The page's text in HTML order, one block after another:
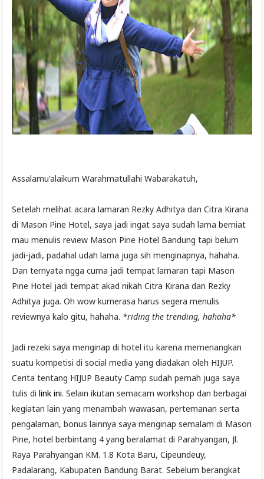
Assalamu'alaikum Warahmatullahi Wabarakatuh,
Setelah melihat acara lamaran Rezky Adhitya dan Citra Kirana
di Mason Pine Hotel, saya jadi ingat saya sudah lama berniat
mau menulis review Mason Pine Hotel Bandung tapi belum
jadi-jadi, padahal udah lama juga sih menginapnya, hahaha.
Dan ternyata ngga cuma jadi tempat lamaran tapi Mason
Pine Hotel jadi tempat akad nikah Citra Kirana dan Rezky
Adhitya juga. Oh wow kumerasa harus segera menulis
reviewnya kalo gitu, hahaha. *riding the trending, hahaha*
Jadi rezeki saya menginap di hotel itu karena memenangkan
suatu kompetisi di social media yang diadakan oleh HIJUP.
Cerita tentang HIJUP Beauty Camp sudah pernah juga saya
tulis di link ini. Selain ikutan semacam workshop dan berbagai
kegiatan lain yang menambah wawasan, pertemanan serta
pengalaman, bonus lainnya saya menginap semalam di Mason
Pine, hotel berbintang 4 yang beralamat di Parahyangan, Jl.
Raya Parahyangan KM. 1.8 Kota Baru, Cipeundeuy,
Padalarang, Kabupaten Bandung Barat. Sebelum berangkat